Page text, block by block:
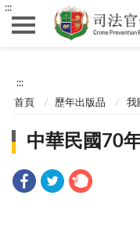
:::
:::
首頁 歷年出版品 我
中華民國70